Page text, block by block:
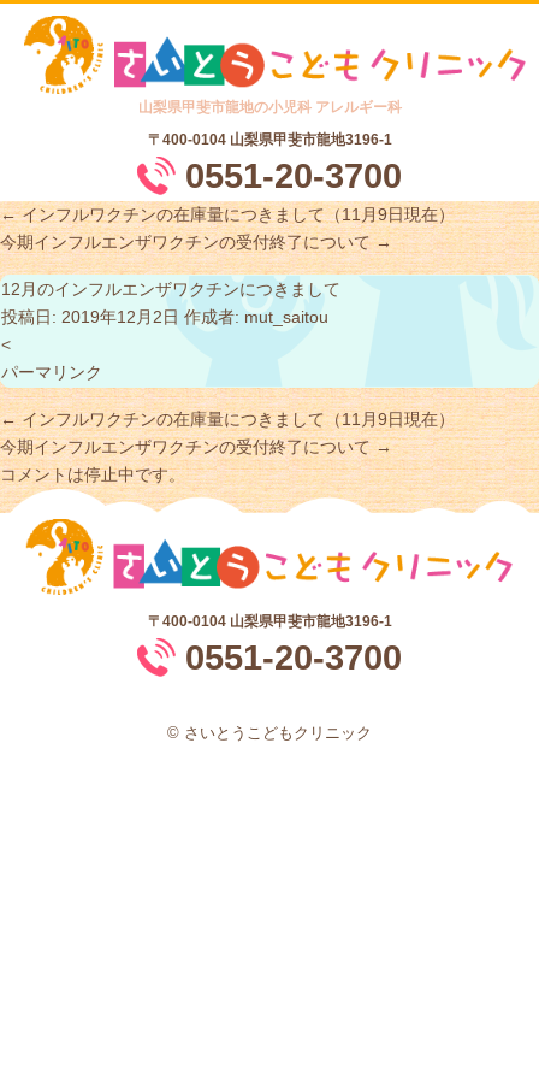
山梨県甲斐市龍地の小児科 アレルギー科
〒400-0104 山梨県甲斐市龍地3196-1
0551-20-3700
←インフルワクチンの在庫量につきまして（11月9日現在）
今期インフルエンザワクチンの受付終了について→
12月のインフルエンザワクチンにつきまして
投稿日: 2019年12月2日 作成者: mut_saitou
<
パーマリンク
←インフルワクチンの在庫量につきまして（11月9日現在）
今期インフルエンザワクチンの受付終了について→
コメントは停止中です。
〒400-0104 山梨県甲斐市龍地3196-1
0551-20-3700
© さいとうこどもクリニック